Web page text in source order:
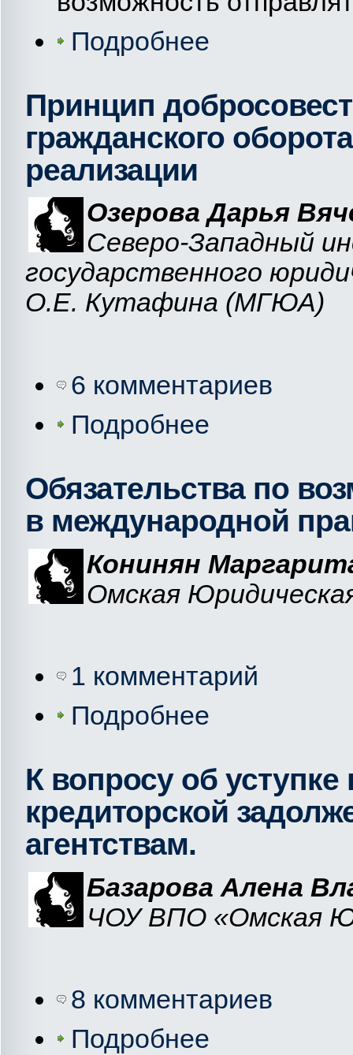
Подробнее
Принцип
гражданского
реализации
Озерова Дарья
Северо-Западный
государственного
О.Е. Кутафина (МГЮА)
6 комментариев
Подробнее
Обязательства по
в международной
Конинян
Омская
1 комментарий
Подробнее
К вопросу об
кредиторской
агентствам.
Базарова Алена
ЧОУ ВПО «Омская
8 комментариев
Подробнее